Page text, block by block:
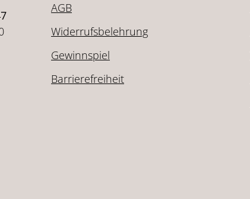
AGB
Widerrufsbelehrung
Gewinnspiel
Barrierefreiheit